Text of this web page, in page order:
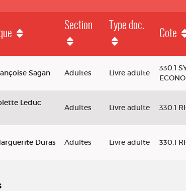
- Ordre néolibéral et haine de la démocratie : le
Section Type doc.
Cote
Sagan Adultes Livre adulte
330.1
Leduc
Adultes Livre adulte 330.1
Duras Adultes Livre adulte 330.1